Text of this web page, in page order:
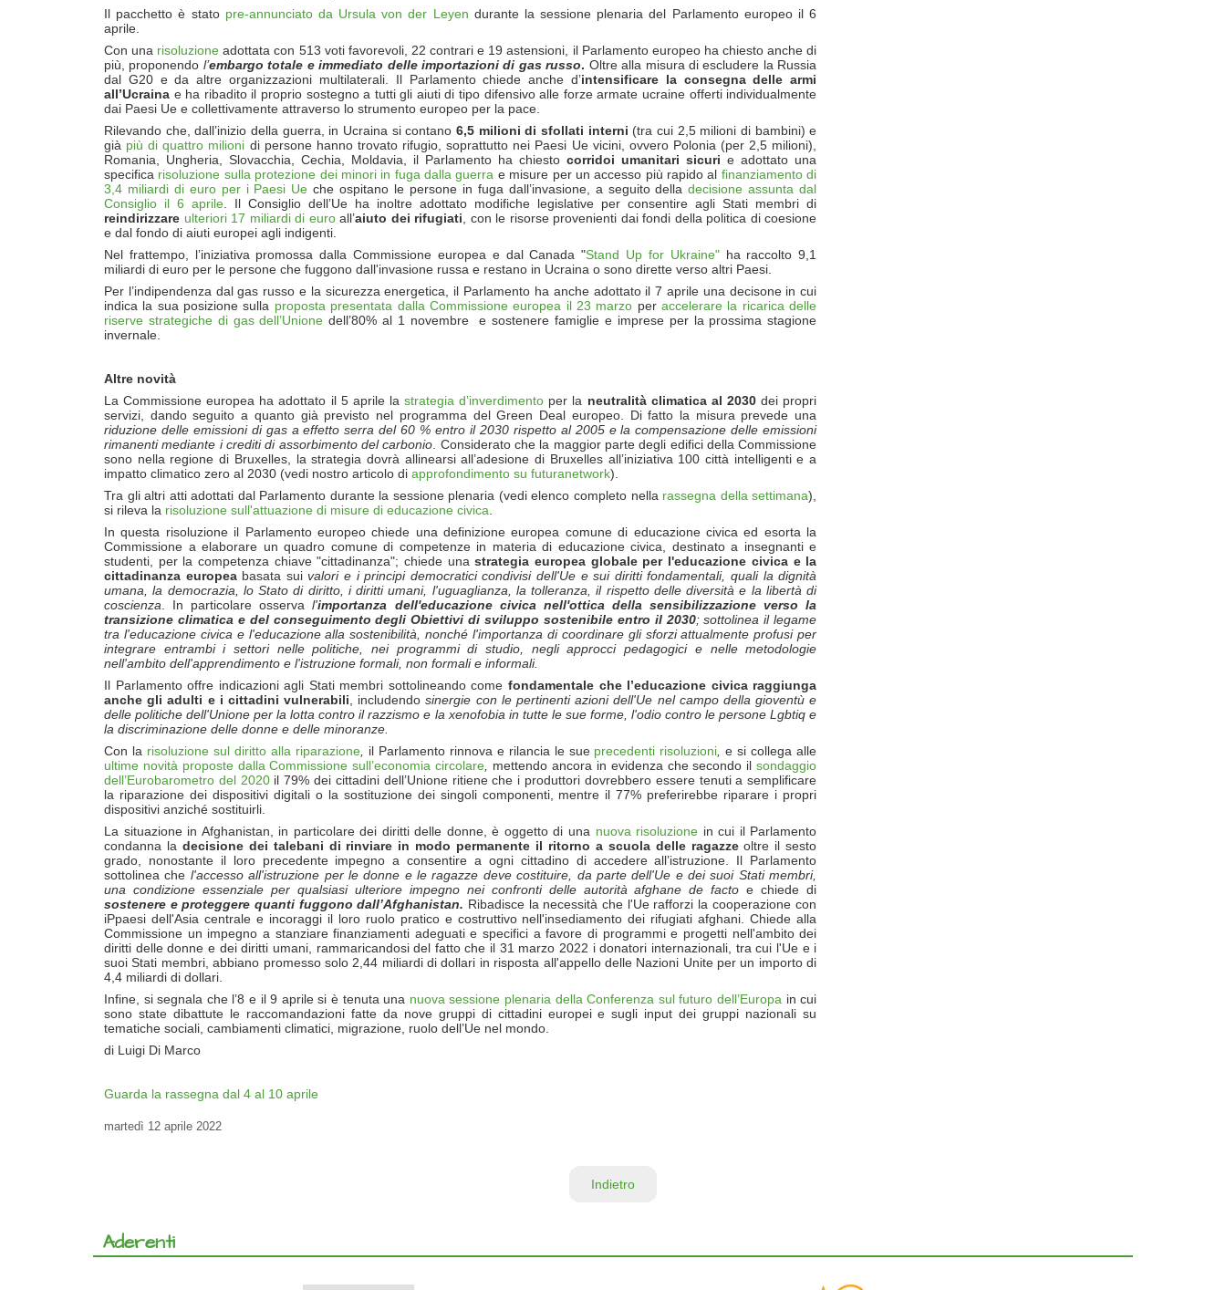
Il pacchetto è stato pre-annunciato da Ursula von der Leyen durante la sessione plenaria del Parlamento europeo il 6
aprile.
Con una risoluzione adottata con 513 voti favorevoli, 22 contrari e 19 astensioni, il Parlamento europeo ha chiesto anche di
più, proponendo l’embargo totale e immediato delle importazioni di gas russo. Oltre alla misura di escludere la Russia
dal G20 e da altre organizzazioni multilaterali. Il Parlamento chiede anche d’intensificare la consegna delle armi
all’Ucraina e ha ribadito il proprio sostegno a tutti gli aiuti di tipo difensivo alle forze armate ucraine offerti individualmente
dai Paesi Ue e collettivamente attraverso lo strumento europeo per la pace.
Rilevando che, dall’inizio della guerra, in Ucraina si contano 6,5 milioni di sfollati interni (tra cui 2,5 milioni di bambini) e
già più di quattro milioni di persone hanno trovato rifugio, soprattutto nei Paesi Ue vicini, ovvero Polonia (per 2,5 milioni),
Romania, Ungheria, Slovacchia, Cechia, Moldavia, il Parlamento ha chiestocorridoi umanitari sicuri e adottato una
specifica risoluzione sulla protezione dei minori in fuga dalla guerra e misure per un accesso più rapido al finanziamento di
3,4 miliardi di euro per i Paesi Ue che ospitano le persone in fuga dall’invasione, a seguito delladecisione assunta dal
Consiglio il 6 aprile . Il Consiglio dell’Ue ha inoltre adottato modifiche legislative per consentire agli Stati membri di
reindirizzare ulteriori 17 miliardi di euroall’aiuto dei rifugiati , con le risorse provenienti dai fondi della politica di coesione
e dal fondo di aiuti europei agli indigenti.
Nel frattempo, l’iniziativa promossa dalla Commissione europea e dal Canada "Stand Up for Ukraine"ha raccolto 9,1
miliardi di euro per le persone che fuggono dall'invasione russa e restano in Ucraina o sono dirette verso altri Paesi.
Per l’indipendenza dal gas russo e la sicurezza energetica, il Parlamento ha anche adottato il 7 aprile una decisone in cui
indica la sua posizione sulla proposta presentata dalla Commissione europea il 23 marzo peraccelerare la ricarica delle
riserve strategiche di gas dell’Unione dell’80% al 1 novembre e sostenere famiglie e imprese per la prossima stagione
invernale.
Altre novità
La Commissione europea ha adottato il 5 aprile lastrategia d’inverdimento per la neutralità climatica al 2030dei propri
servizi, dando seguito a quanto già previsto nel programma del Green Deal europeo. Di fatto la misura prevede una
riduzione delle emissioni di gas a effetto serra del 60 % entro il 2030 rispetto al 2005 e la compensazione delle emissioni
rimanenti mediante i crediti di assorbimento del carbonio . Considerato che la maggior parte degli edifici della Commissione
sono nella regione di Bruxelles, la strategia dovrà allinearsi all’adesione di Bruxelles all’iniziativa 100 città intelligenti e a
impatto climatico zero al 2030 (vedi nostro articolo di approfondimento su futuranetwork).
Tra gli altri atti adottati dal Parlamento durante la sessione plenaria (vedi elenco completo nella rassegna della settimana),
si rileva la risoluzione sull'attuazione di misure di educazione civica
In questa risoluzione il Parlamento europeo chiede una definizione europea comune di educazione civica ed esorta la
Commissione a elaborare un quadro comune di competenze in materia di educazione civica, destinato a insegnanti e
studenti, per la competenza chiave "cittadinanza"; chiede unastrategia europea globale per l'educazione civica e la
cittadinanza europeabasata suivalori e i principi democratici condivisi dell'Ue e sui diritti fondamentali, quali la dignità
umana, la democrazia, lo Stato di diritto, i diritti umani, l'uguaglianza, la tolleranza, il rispetto delle diversità e la libertà di
coscienza . In particolare osserval'importanza dell'educazione civica nell'ottica della sensibilizzazione verso la
transizione climatica e del conseguimento degli Obiettivi di sviluppo sostenibile entro il 2030; sottolinea il legame
tra l'educazione civica e l'educazione alla sostenibilità, nonché l'importanza di coordinare gli sforzi attualmente profusi per
integrare entrambi i settori nelle politiche, nei programmi di studio, negli approcci pedagogici e nelle metodologie
nell'ambito dell'apprendimento e l'istruzione formali, non formali e informali.
Il Parlamento offre indicazioni agli Stati membri sottolineando come fondamentale che l’educazione civica raggiunga
anche gli adulti e i cittadini vulnerabili , includendosinergie con le pertinenti azioni dell'Ue nel campo della gioventù e
delle politiche dell'Unione per la lotta contro il razzismo e la xenofobia in tutte le sue forme, l'odio contro le persone Lgbtiq e
la discriminazione delle donne e delle minoranze.
Con la risoluzione sul diritto alla riparazione, il Parlamento rinnova e rilancia le sue precedenti risoluzioni ,e si collega alle
ultime novità proposte dalla Commissione sull’economia circolare
mettendo ancora in evidenza che secondo ilsondaggio
dell’Eurobarometro del 2020 il 79% dei cittadini dell’Unione ritiene che i produttori dovrebbero essere tenuti a semplificare
la riparazione dei dispositivi digitali o la sostituzione dei singoli componenti, mentre il 77% preferirebbe riparare i propri
dispositivi anziché sostituirli.
La situazione in Afghanistan, in particolare dei diritti delle donne, è oggetto di una nuova risoluzione in cui il Parlamento
condanna la decisione dei talebani di rinviare in modo permanente il ritorno a scuola delle ragazzeoltre il sesto
grado, nonostante il loro precedente impegno a consentire a ogni cittadino di accedere all’istruzione. Il Parlamento
sottolinea che l'accesso all'istruzione per le donne e le ragazze deve costituire, da parte dell'Ue e dei suoi Stati membri,
una condizione essenziale per qualsiasi ulteriore impegno nei confronti delle autoritàafghane de facto e chiede di
sostenere e proteggere quanti fuggono dall’Afghanistan. Ribadisce la necessità che l'Ue rafforzi la cooperazione con
iPpaesi dell'Asia centrale e incoraggi il loro ruolo pratico e costruttivo nell'insediamento dei rifugiati afghani. Chiede alla
Commissione un impegno a stanziare finanziamenti adeguati e specifici a favore di programmi e progetti nell'ambito dei
diritti delle donne e dei diritti umani, rammaricandosi del fatto che il 31 marzo 2022 i donatori internazionali, tra cui l'Ue e i
suoi Stati membri, abbiano promesso solo 2,44 miliardi di dollari in risposta all'appello delle Nazioni Unite per un importo di
4,4 miliardi di dollari.
Infine, si segnala che l’8 e il 9 aprile si è tenuta una nuova sessione plenaria della Conferenza sul futuro dell’Europa in cui
sono state dibattute le raccomandazioni fatte da nove gruppi di cittadini europei e sugli input dei gruppi nazionali su
tematiche sociali, cambiamenti climatici, migrazione, ruolo dell’Ue nel mondo.
di Luigi Di Marco
Guarda la rassegna dal 4 al 10 aprile
martedì 12 aprile 2022
Indietro
Aderenti